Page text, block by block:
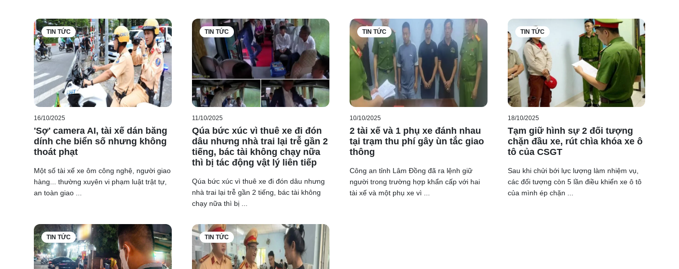
TIN TỨC
16/10/2025
'Sợ' camera AI, tài xế dán băng
dính che biển số nhưng không
thoát phạt
Một số tài xế xe ôm công nghệ, người giao
hàng... thường xuyên vi phạm luật trật tự,
an toàn giao ...
TIN TỨC
11/10/2025
Qúa bức xúc vì thuê xe đi đón
dâu nhưng nhà trai lại trễ gần 2
tiếng, bác tài không chạy nữa
thì bị tác động vật lý liên tiếp
Qúa bức xúc vì thuê xe đi đón dâu nhưng
nhà trai lại trễ gần 2 tiếng, bác tài không
chạy nữa thì bị ...
TIN TỨC
10/10/2025
2 tài xế và 1 phụ xe đánh nhau
tại trạm thu phí gây ùn tắc giao
thông
Công an tỉnh Lâm Đồng đã ra lệnh giữ
người trong trường hợp khẩn cấp với hai
tài xế và một phụ xe vì ...
TIN TỨC
18/10/2025
Tạm giữ hình sự 2 đối tượng
chặn đầu xe, rút chìa khóa xe ô
tô của CSGT
Sau khi chửi bới lực lượng làm nhiệm vụ,
các đối tượng còn 5 lần điều khiển xe ô tô
của mình ép chặn ...
TIN TỨC TIN TỨC